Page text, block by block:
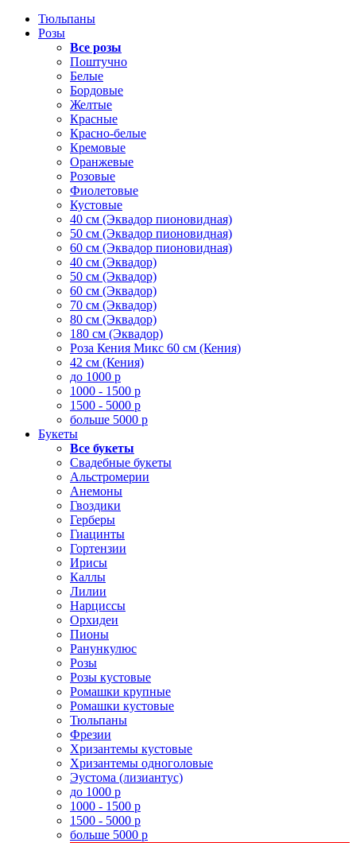
Тюльпаны
Розы
Все розы
Поштучно
Белые
Бордовые
Желтые
Красные
Красно-белые
Кремовые
Оранжевые
Розовые
Фиолетовые
Кустовые
40 см (Эквадор пионовидная)
50 см (Эквадор пионовидная)
60 см (Эквадор пионовидная)
40 см (Эквадор)
50 см (Эквадор)
60 см (Эквадор)
70 см (Эквадор)
80 см (Эквадор)
180 см (Эквадор)
Роза Кения Микс 60 см (Кения)
42 см (Кения)
до 1000 р
1000 - 1500 р
1500 - 5000 р
больше 5000 р
Букеты
Все букеты
Свадебные букеты
Альстромерии
Анемоны
Гвоздики
Герберы
Гиацинты
Гортензии
Ирисы
Каллы
Лилии
Нарциссы
Орхидеи
Пионы
Ранункулюс
Розы
Розы кустовые
Ромашки крупные
Ромашки кустовые
Тюльпаны
Фрезии
Хризантемы кустовые
Хризантемы одноголовые
Эустома (лизиантус)
до 1000 р
1000 - 1500 р
1500 - 5000 р
больше 5000 р